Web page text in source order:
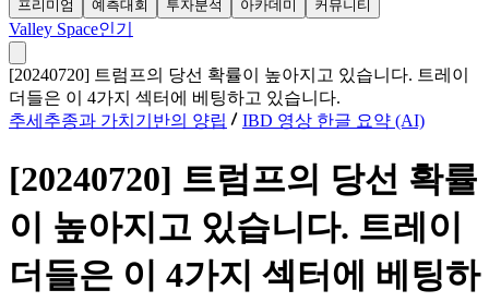
프리미엄 예측대회 투자분석 아카데미 커뮤니티
Valley Space인기
[20240720] 트럼프의 당선 확률이 높아지고 있습니다. 트레이
더들은 이 4가지 섹터에 베팅하고 있습니다.
추세추종과 가치기반의 양립
IBD 영상 한글 요약 (AI)
[20240720] 트럼프의 당선 확률
이 높아지고 있습니다. 트레이
더들은 이 4가지 섹터에 베팅하